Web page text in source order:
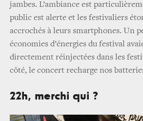
jambes. L’ambiance est
public est alerte et les festivaliers
accrochés à leurs smartphones. Un
économies d’énergies du festival
directement réinjectées dans les
côté, le concert recharge nos
22h, merchi qui ?